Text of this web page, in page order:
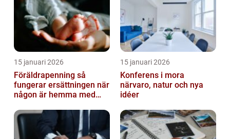
15 januari 2026
Föräldrapenning så
fungerar ersättningen när
någon är hemma med
15 januari 2026
Konferens i mora
närvaro, natur och nya
idéer